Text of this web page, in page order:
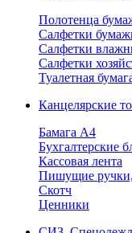
Полотенца
Салфетки
Салфетки
Салфетки
Туалетная
Канцелярские
Бамага А4
Бухгалтерские
Кассовая лента
Пишущие ручки,
Скотч
Ценники